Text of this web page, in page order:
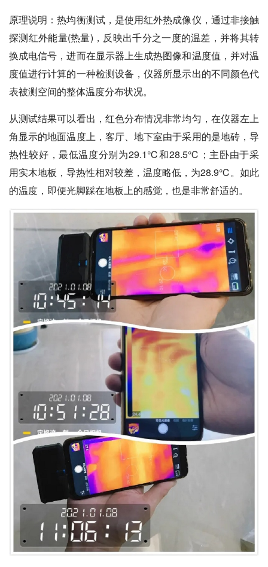
原理说明 ：热均衡测试，是使用红外热成像仪，通过非接触
探测红外能量(热量)，反映出千分之一度的温差，并将其转
换成电信号，进而在显示器上生成热图像和温度值，并对温
度值进行计算的一种检测设备，仪器所显示出的不同颜色代
表被测空间的整体温度分布状况。
从测试结果可以看出，红色分布情况非常均匀，在仪器左上
角显示的地面温度上，客厅、地下室由于采用的是地砖，导
热性较好，最低温度分别为29.1℃和28.5℃；主卧由于采
用实木地板，导热性相对较差，温度略低，为28.9℃。如此
的温度，即便光脚踩在地板上的感觉，也是非常舒适的。